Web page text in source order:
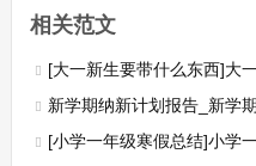
相关范文
[大一新生要带什么东西]大
新学期纳新计划报告_新学
[小学一年级寒假总结]小学